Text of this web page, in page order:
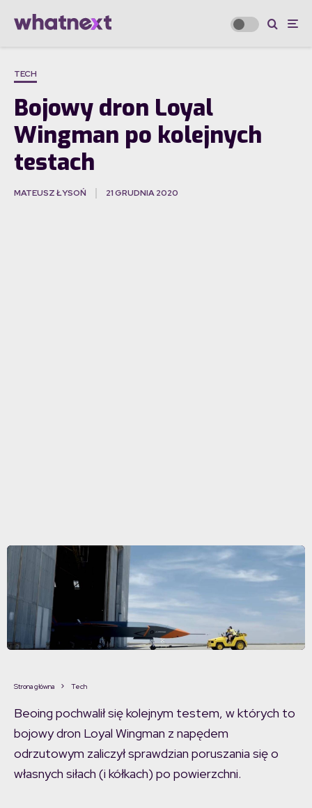
TECH
Bojowy dron Loyal
Wingman po kolejnych
testach
MATEUSZ ŁYSOŃ 21 GRUDNIA 2020
Strona główna Tech
Beoing pochwalił się kolejnym testem, w których to
bojowy dron Loyal Wingman z napędem
odrzutowym zaliczył sprawdzian poruszania się o
własnych siłach (i kółkach) po powierzchni.